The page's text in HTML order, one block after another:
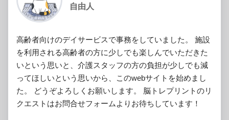
自由人
高齢者向けのデイサービスで事務をしていました。 施設
を利用される高齢者の方に少しでも楽しんでいただきた
いという思いと、介護スタッフの方の負担が少しでも減
ってほしいという思いから、このwebサイトを始めまし
た。 どうぞよろしくお願いします。 脳トレプリントのリ
クエストはお問合せフォームよりお待ちしています！